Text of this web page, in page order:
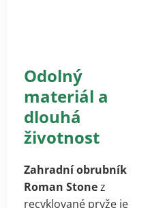
Odolný
materiál a
dlouhá
životnost
Zahradní obrubník
Roman Stonez
recyklované pryže je